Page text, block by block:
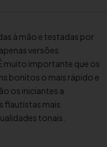
à mão e testadas por
versões
muito importante que os
bonitos o mais rápido e
os iniciantes a
flautistas mais
tonais.